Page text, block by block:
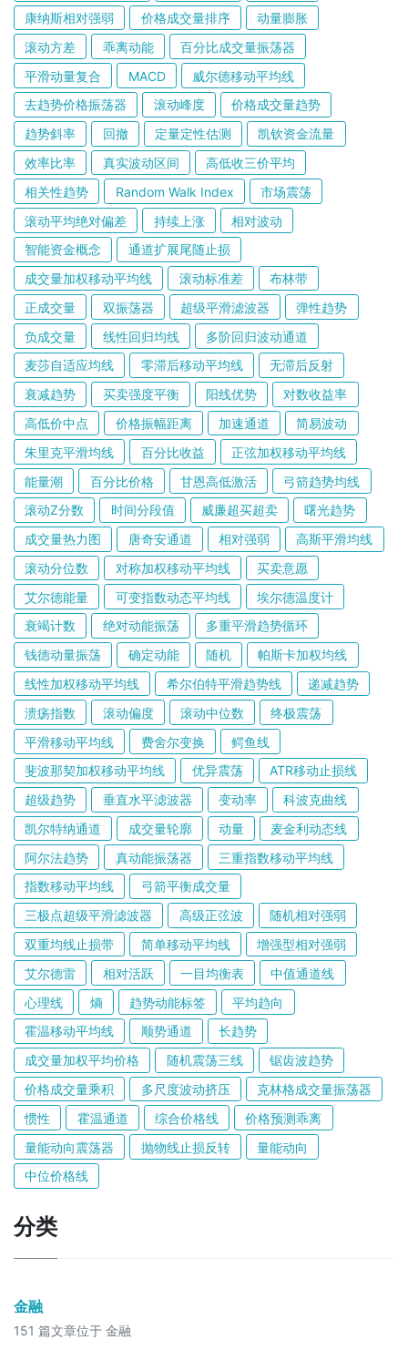
康纳斯相对强弱
价格成交量排序
动量膨胀
滚动方差
乖离动能
百分比成交量振荡器
平滑动量复合
MACD
威尔德移动平均线
去趋势价格振荡器
滚动峰度
价格成交量趋势
趋势斜率
回撤 定量定性估测
凯钦资金流量
效率比率
真实波动区间
高低收三价平均
相关性趋势
Random Walk Index
市场震荡
滚动平均绝对偏差
持续上涨
相对波动
智能资金概念
通道扩展尾随止损
成交量加权移动平均线
滚动标准差
布林带
正成交量
双振荡器 超级平滑滤波器
弹性趋势
负成交量
线性回归均线
多阶回归波动通道
麦莎自适应均线
零滞后移动平均线
无滞后反射
衰减趋势
买卖强度平衡 阳线优势
对数收益率
高低价中点
价格振幅距离 加速通道
简易波动
朱里克平滑均线
百分比收益
正弦加权移动平均线
能量潮
百分比价格 甘恩高低激活
弓箭趋势均线
滚动Z分数
时间分段值 威廉超买超卖
曙光趋势
成交量热力图
唐奇安通道 相对强弱
高斯平滑均线
滚动分位数
对称加权移动平均线
买卖意愿
艾尔德能量
可变指数动态平均线
埃尔德温度计
衰竭计数
绝对动能振荡
多重平滑趋势循环
钱德动量振荡
确定动能 随机
帕斯卡加权均线
线性加权移动平均线
希尔伯特平滑趋势线
递减趋势
溃疡指数
滚动偏度 滚动中位数
终极震荡
平滑移动平均线
费舍尔变换
鳄鱼线
斐波那契加权移动平均线
优异震荡
ATR移动止损线
超级趋势
垂直水平滤波器 变动率
科波克曲线
凯尔特纳通道
成交量轮廓 动量
麦金利动态线
阿尔法趋势
真动能振荡器
三重指数移动平均线
指数移动平均线
弓箭平衡成交量
三极点超级平滑滤波器
高级正弦波
随机相对强弱
双重均线止损带
简单移动平均线
增强型相对强弱
艾尔德雷
相对活跃 一目均衡表
中值通道线
心理线
熵 趋势动能标签
平均趋向
霍温移动平均线
顺势通道
长趋势
成交量加权平均价格
随机震荡三线
锯齿波趋势
价格成交量乘积
多尺度波动挤压
克林格成交量振荡器
惯性
霍温通道 综合价格线
价格预测乖离
量能动向震荡器
抛物线止损反转
量能动向
中位价格线
分类
金融
151 篇文章位于 金融